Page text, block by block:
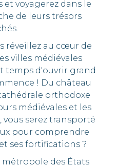
et voyagerez dans le
de leurs trésors
réveillez au cœur de
villes médiévales
temps d'ouvrir grand
! Du château
orthodoxe
médiévales et les
vous serez transporté
pour comprendre
ses fortifications ?
métropole des États